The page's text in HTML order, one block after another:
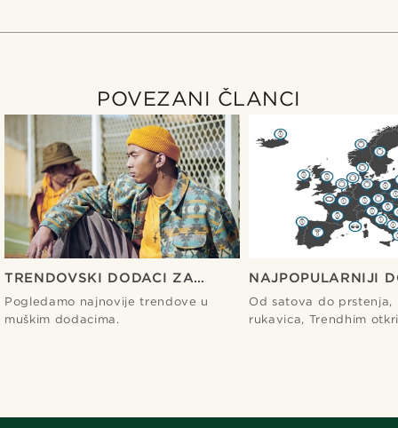
POVEZANI ČLANCI
TRENDOVSKI DODACI ZA
MUŠKARCE OVE GODINE
Pogledamo najnovije trendove u
muškim dodacima.
NAJPOPULARNIJI
DILJEM EUROPE
Od satova do prstenja,
rukavica, Trendhim